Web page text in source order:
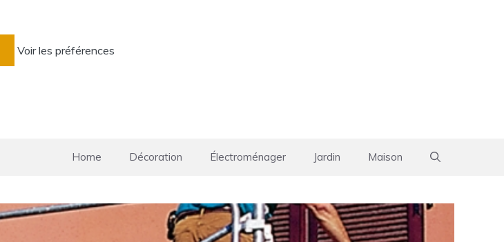
Voir les préférences
Home Décoration Électroménager Jardin Maison